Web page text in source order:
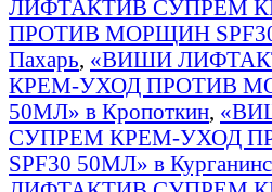
ЛИФТАКТИВ СУПРЕМ
ПРОТИВ МОРЩИН
Пахарь, «ВИШИ
КРЕМ-УХОД ПРОТИВ
50МЛ» в Кропоткин,
СУПРЕМ КРЕМ-УХОД
SPF30 50МЛ» в